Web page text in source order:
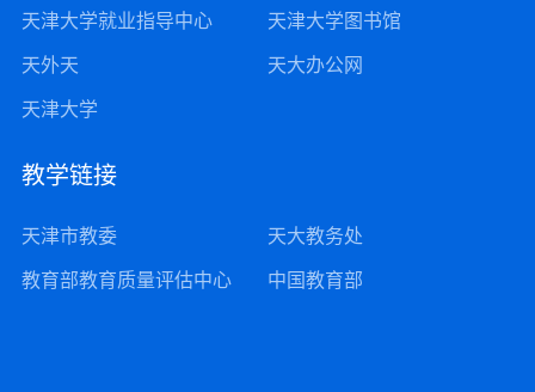
天津大学就业指导中心 天津大学图书馆
天外天 天大办公网
天津大学
教学链接
天津市教委 天大教务处
教育部教育质量评估中心 中国教育部